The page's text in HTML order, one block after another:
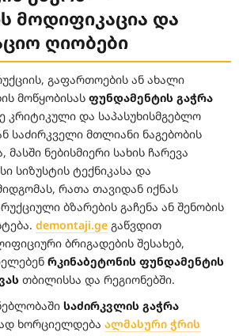
მოდიფიკაცია და
ღიობები
გაფართოების ან ახალი
მოწყობისას ფუნდამენტის გაჭრა
კრიტიკული და საპასუხისმგებლო
საძირკველი მთლიანი ნაგებობის
ნებისმიერი სახის ჩარევა
სიზუსტის ტექნიკასა და
რათა თავიდან იქნას
ბზარების გაჩენა ან შენობის
demontaji.ge გაწვდით
ბრიგადების შესახებ,
რკინაბეტონის ფუნდამენტის
თბილისსა და რეგიონებში.
საძირკვლის გაჭრა
ხორციელდება ალმასური ჭრის